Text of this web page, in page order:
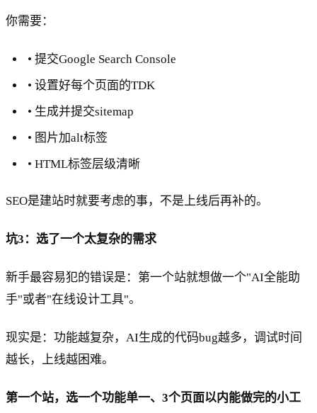
你需要：
• 提交Google Search Console
• 设置好每个页面的TDK
• 生成并提交sitemap
• 图片加alt标签
• HTML标签层级清晰
SEO是建站时就要考虑的事，不是上线后再补的。
坑3：选了一个太复杂的需求
新手最容易犯的错误是：第一个站就想做一个"AI全能助
手"或者"在线设计工具"。
现实是：功能越复杂，AI生成的代码bug越多，调试时间
越长，上线越困难。
第一个站，选一个功能单一、3个页面以内能做完的小工